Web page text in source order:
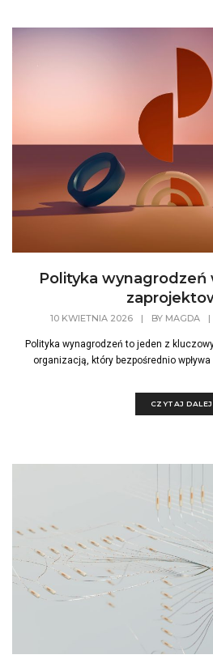
Polityka wynagrodzeń
10 KWIETNIA 2026 | BY MAGDA |
Polityka wynagrodzeń to jeden z
organizacją, który bezpośrednio
CZYTAJ DALEJ